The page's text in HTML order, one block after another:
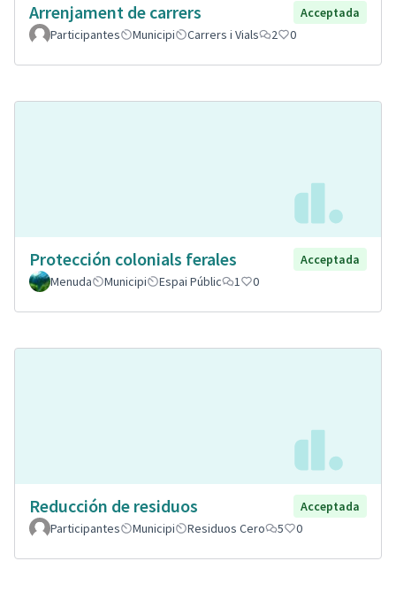
Arrenjament de carrers
Acceptada
Participantes
Municipi Carrers i Vials 2 0
Protección colonials ferales
Acceptada
Menuda
Municipi Espai Públic 1 0
Reducción de residuos
Acceptada
Participantes
Municipi Residuos Cero 5 0